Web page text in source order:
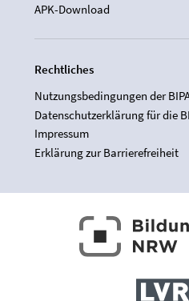
APK-Download
Rechtliches
Nutzungsbedingungen der
Datenschutzerklärung für die
Impressum
Erklärung zur Barrierefreiheit